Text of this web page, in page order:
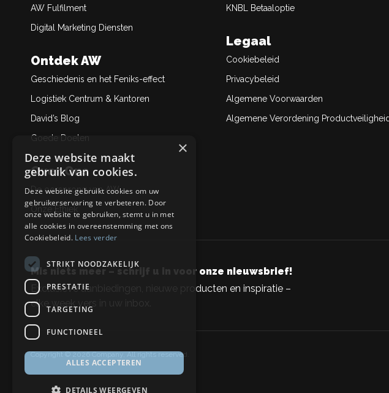
AW Fulfilment
Digital Marketing Diensten
Ontdek AW
Geschiedenis en het Feniks-effect
Logistiek Centrum & Kantoren
David’s Blog
Goede Doelen
Over Ons
De oorsprong van AW
KNBL Betaaloptie
Legaal
Cookiebeleid
Privacybeleid
Algemene Voorwaarden
Algemene Verordening Productveiligheid
Mis niets meer – schrijf u in voor onze nieuwsbrief!
Exclusieve aanbiedingen, nieuwe producten en inspiratie –
elke week vers in uw inbox.
Copyright © 2026 Company, All rights reserved.
×
Deze website maakt
gebruik van cookies.
Deze website gebruikt cookies om uw
gebruikerservaring te verbeteren. Door
onze website te gebruiken, stemt u in met
alle cookies in overeenstemming met ons
Cookiebeleid. Lees verder
STRIKT NOODZAKELIJK
PRESTATIE
TARGETING
FUNCTIONEEL
ALLES ACCEPTEREN
DETAILS WEERGEVEN